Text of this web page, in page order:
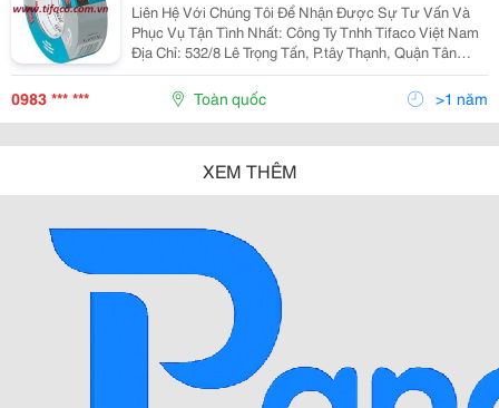
Liên Hệ Với Chúng Tôi Để Nhận Được Sự Tư Vấn Và
Phục Vụ Tận Tình Nhất: Công Ty Tnhh Tifaco Việt Nam
Địa Chỉ: 532/8 Lê Trọng Tấn, P.tây Thạnh, Quận Tân
Phú,Tp.hồ Chí Minh Email: Info@Tifaco.com Website:
Www.tifaco.com.vn Hotline: 0983.
0983 *** *** Toàn quốc >1 năm
XEM THÊM